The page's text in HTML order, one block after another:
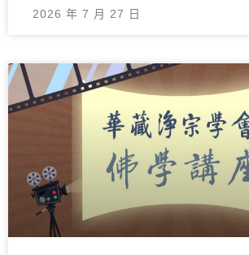
2026 年 7 月 27 日